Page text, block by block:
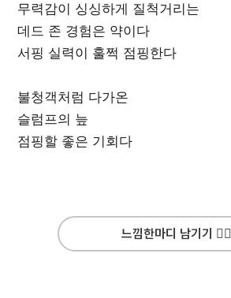
무력감이 싱싱하게 질척거리는
데드 존 경험은 약이다
서핑 실력이 훌쩍 점핑한다
불청객처럼 다가온
슬럼프의 늪
점핑할 좋은 기회다
느낌한마디 남기기 ✍🏻